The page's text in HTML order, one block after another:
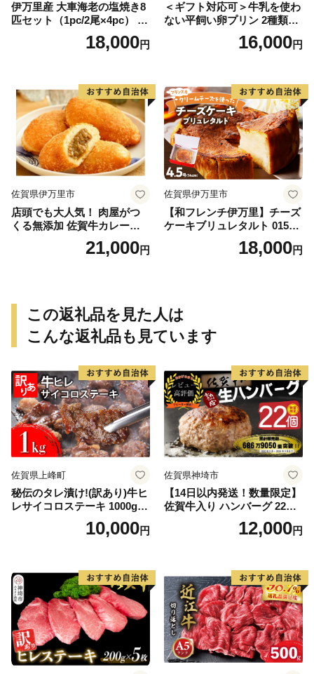
伊万里産 大車海老の塩焼き8
匹セット（1pc/2尾×4pc） 01
18,000円
＜ギフト対応可＞牛乳を使わ
ない平飼い卵プリン 2種類セ
ット計6個 129-F28916,000円
佐賀県伊万里市
店頭でも大人気！ 肉屋がつ
くる無添加 佐賀牛カレーパ
ン 10個 数量限定 155-J696
21,000円
佐賀県伊万里市
【和フレンチ伊万里】チーズ
ケーキブリュレタルト 015-F
18,000円
この返礼品を見た人は
こんな返礼品も見ています
佐賀県上峰町
秘伝のタレ漬け!(訳あり)牛ヒ
レサイコロステーキ 1000g
10,000円
佐賀県神埼市
【14日以内発送！数量限定】
佐賀牛入り ハンバーグ 22個
2.6kg(120g×22個)【佐賀牛
黒毛和牛 ブランド牛 九州 ハ
気】(H083106)
12,000円